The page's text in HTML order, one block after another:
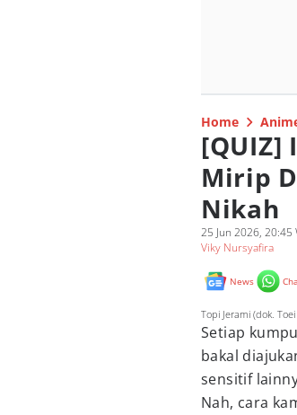
Home
[QUIZ]
Mirip
Nikah
25 Jun 2026, 20:45
Viky Nursyafira
News
Topi Jerami (dok.
Setiap
bakal
sensitif
Nah, cara